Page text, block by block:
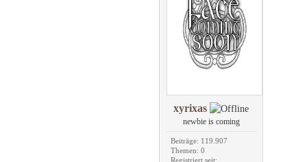
xyrixas
newbie is coming
Beiträge: 119.907
Themen: 0
Registriert seit: